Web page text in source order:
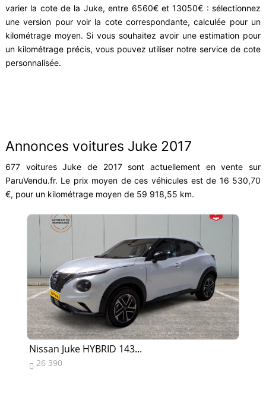
varier la cote de la Juke, entre 6560€ et 13050€ : sélectionnez
une version pour voir la cote correspondante, calculée pour un
kilométrage moyen. Si vous souhaitez avoir une estimation pour
un kilométrage précis, vous pouvez utiliser notre service de cote
personnalisée.
Annonces voitures Juke 2017
677 voitures Juke de 2017 sont actuellement en vente sur
ParuVendu.fr. Le prix moyen de ces véhicules est de 16 530,70
€, pour un kilométrage moyen de 59 918,55 km.
Nissan Juke HYBRID 143...
 26 390